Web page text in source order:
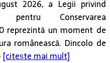
2026, a Legii privind
pentru Conservarea
reprezintă un moment de
românească. Dincolo de
[citește mai mult]